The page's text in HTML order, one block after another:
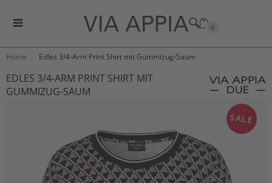
0
Home Edles 3/4-Arm Print Shirt mit Gummizug-Saum
EDLES 3/4-ARM PRINT SHIRT MIT
GUMMIZUG-SAUM
SALE